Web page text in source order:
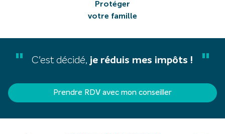
Protéger
votre famille
" C'est décidé, je réduis mes impôts ! "
Prendre RDV avec mon conseiller